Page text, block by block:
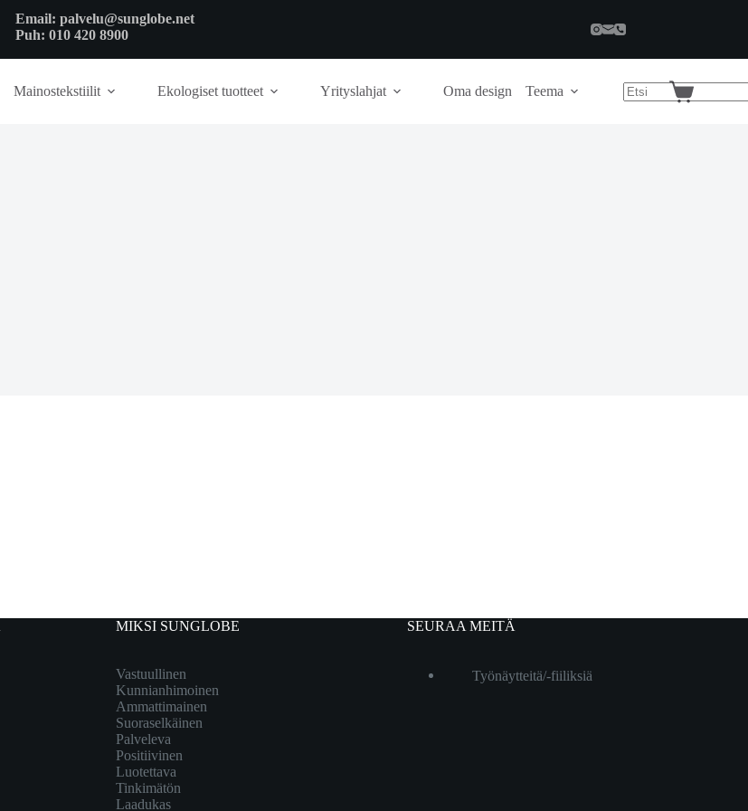
Email: palvelu@sunglobe.net
Puh: 010 420 8900
Mainostekstiilit Ekologiset tuotteet Yrityslahjat Oma design Teema
Shopping
MIKSI SUNGLOBE
Vastuullinen
Kunnianhimoinen
Ammattimainen
Suoraselkäinen
Palveleva
Positiivinen
Luotettava
Tinkimätön
Laadukas
SEURAA MEITÄ
Työnäytteitä/-fiiliksiä